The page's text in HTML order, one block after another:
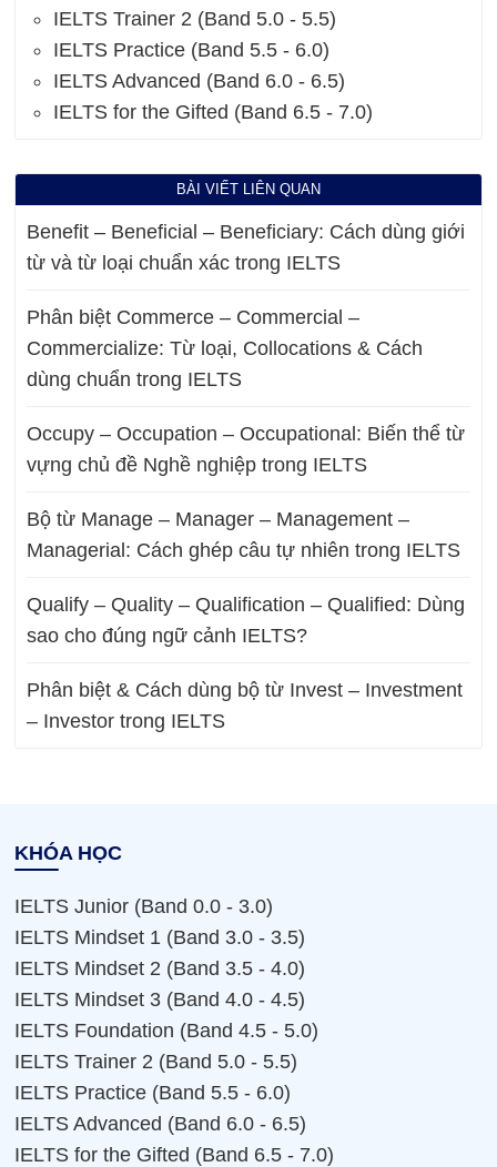
IELTS Trainer 2 (Band 5.0 - 5.5)
IELTS Practice (Band 5.5 - 6.0)
IELTS Advanced (Band 6.0 - 6.5)
IELTS for the Gifted (Band 6.5 - 7.0)
BÀI VIẾT LIÊN QUAN
Benefit – Beneficial – Beneficiary: Cách dùng giới
từ và từ loại chuẩn xác trong IELTS
Phân biệt Commerce – Commercial –
Commercialize: Từ loại, Collocations & Cách
dùng chuẩn trong IELTS
Occupy – Occupation – Occupational: Biến thể từ
vựng chủ đề Nghề nghiệp trong IELTS
Bộ từ Manage – Manager – Management –
Managerial: Cách ghép câu tự nhiên trong IELTS
Qualify – Quality – Qualification – Qualified: Dùng
sao cho đúng ngữ cảnh IELTS?
Phân biệt & Cách dùng bộ từ Invest – Investment
– Investor trong IELTS
KHÓA HỌC
IELTS Junior (Band 0.0 - 3.0)
IELTS Mindset 1 (Band 3.0 - 3.5)
IELTS Mindset 2 (Band 3.5 - 4.0)
IELTS Mindset 3 (Band 4.0 - 4.5)
IELTS Foundation (Band 4.5 - 5.0)
IELTS Trainer 2 (Band 5.0 - 5.5)
IELTS Practice (Band 5.5 - 6.0)
IELTS Advanced (Band 6.0 - 6.5)
IELTS for the Gifted (Band 6.5 - 7.0)